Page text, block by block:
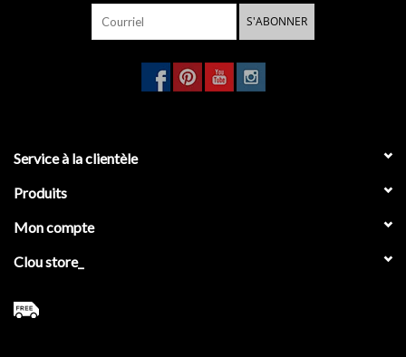
- porte-serviette 45 cm
- porte-serviette 60 cm
- porte-serviette, recht
S'ABONNER
Service à la clientèle
Produits
Mon compte
Clou store_